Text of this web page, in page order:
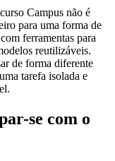
Campus não é
para uma forma de
ferramentas para
reutilizáveis.
de forma diferente
tarefa isolada e
se com o